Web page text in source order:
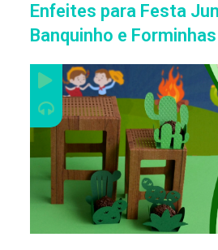
Enfeites para Festa
Banquinho e Forminhas